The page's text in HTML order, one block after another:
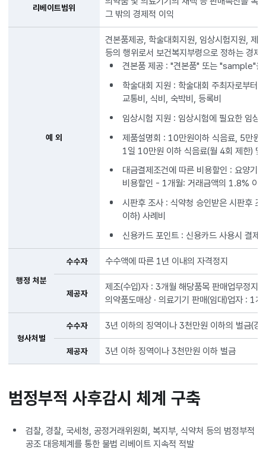
리베이트범위
그 밖의 경제적 이익
예 외
견본품제공, 학술대회지원, 임상시험지원, 제
등의 행위로서 보건복지부령으로 정하는 경제
견본품 제공 : "견본품" 또는 "sample"을
학술대회 지원 : 학술대회 주최자로부터
교통비, 식비, 숙박비, 등록비
임상시험 지원 : 임상시험에 필요한 임상
제품설명회 : 10만원이하 식음료, 5만원
1일 10만원 이하 식음료(월 4회 제한)
대금결제조건에 따른 비용할인 : 요양기
비용할인 - 1개월: 거래금액의 1.8%
시판후 조사 : 식약청 승인받은 시판후
이하) 사례비
신용카드 포인트 : 신용카드 사용시 결제
행정 처분
수수자 수수액에 따른 1년 이내의 자격정지
제공자
제조(수입)자 : 3개월 해당품목 판매업무정지
의약품도매상 · 의료기기 판매(임대)업자 : 1
형사처벌
수수자 3년 이하의 징역이나 3천만원 이하의 벌금(경
제공자 3년 이하 징역이나 3천만원 이하 벌금
범정부적 사후감시 체계 구축
검찰, 경찰, 국세청, 공정거래위원회, 복지부, 식약처 등의 범정부적
공조 대응체계를 통한 불법 리베이트 지속적 적발